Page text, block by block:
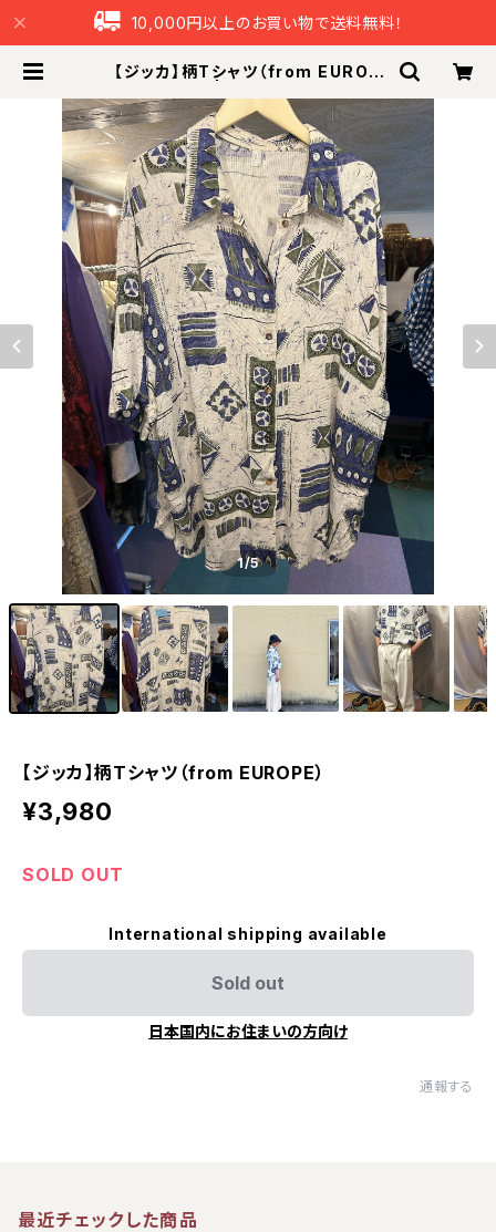
10,000円以上のお買い物で送料無料！
【ジッカ】柄Tシャツ（from EUROP
1/5
【ジッカ】柄Tシャツ（from EUROPE）
¥3,980
SOLD OUT
International shipping available
Sold out
日本国内にお住まいの方向け
通報する
最近チェックした商品